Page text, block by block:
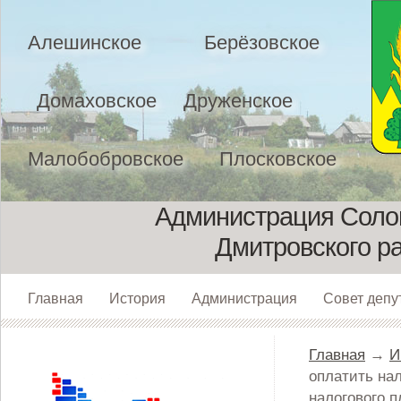
Алешинское Берёзовское
Домаховское Друженское
Малобобровское Плосковское
Главная История Администрация Совет
Администрация
Дмитровского
Главная →
оплатить